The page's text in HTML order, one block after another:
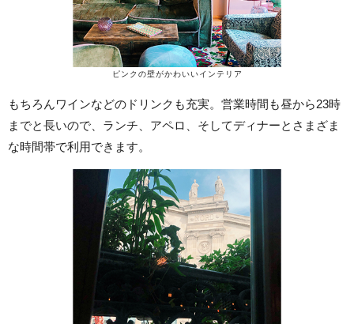
ピンクの壁がかわいいインテリア
もちろんワインなどのドリンクも充実。営業時間も昼から23時
までと長いので、ランチ、アペロ、そしてディナーとさまざま
な時間帯で利用できます。